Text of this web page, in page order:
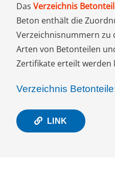
Das Verzeichnis
Beton enthält die
Verzeichnisnummern zu
Arten von Betonteilen
Zertifikate erteilt werden
Verzeichnis
LINK